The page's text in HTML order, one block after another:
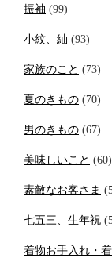
振袖 (99)
小紋、紬 (93)
家族のこと (73)
夏のきもの (70)
男のきもの (67)
美味しいこと (60)
素敵なお客さま
七五三、生年祝
着物お手入れ・